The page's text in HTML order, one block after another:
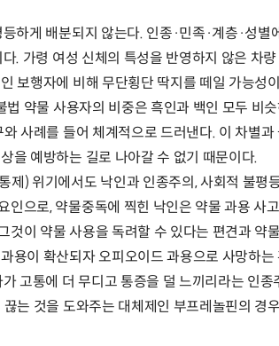
하게 배분되지 않는다. 인종·민족·계층·성
. 가령 여성 신체의 특성을 반영하지 않은 차
보행자에 비해 무단횡단 딱지를 떼일 가능성
약물 사용자의 비중은 흑인과 백인 모두 비
사례를 들어 체계적으로 드러낸다. 이 차별
을 예방하는 길로 나아갈 수 없기 때문이다.
제) 위기에서도 낙인과 인종주의, 사회적 불평
으로, 약물중독에 찍힌 낙인은 약물 과용 사
이 약물 사용을 독려할 수 있다는 편견과 약
용이 확산되자 오피오이드 과용으로 사망하
고통에 더 무디고 통증을 덜 느끼리라는 인
는 것을 도와주는 대체제인 부프레놀핀의 경